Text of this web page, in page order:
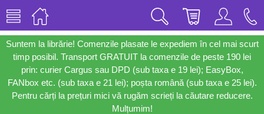
Suntem la librărie! Comenzile plasate le expediem în cel mai scurt
timp posibil. Transport GRATUIT la comenzile de peste 190 lei
prin: curier Cargus sau DPD (sub taxa e 19 lei); EasyBox,
FANbox etc. (sub taxa e 21 lei); poșta română (sub taxa e 25 lei).
Pentru cărți la prețuri mici vă rugăm scrieți la căutare reducere.
Mulțumim!